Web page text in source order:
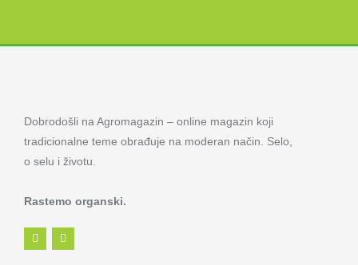
Dobrodošli na Agromagazin – online magazin koji
tradicionalne teme obrađuje na moderan način. Selo,
o selu i životu.
Rastemo organski.
F
a
c
I
n
s